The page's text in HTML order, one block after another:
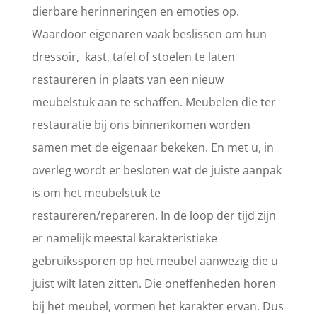
dierbare herinneringen en emoties op.
Waardoor eigenaren vaak beslissen om hun
dressoir, kast, tafel of stoelen te laten
restaureren in plaats van een nieuw
meubelstuk aan te schaffen. Meubelen die ter
restauratie bij ons binnenkomen worden
samen met de eigenaar bekeken. En met u, in
overleg wordt er besloten wat de juiste aanpak
is om het meubelstuk te
restaureren/repareren. In de loop der tijd zijn
er namelijk meestal karakteristieke
gebruikssporen op het meubel aanwezig die u
juist wilt laten zitten. Die oneffenheden horen
bij het meubel, vormen het karakter ervan. Dus